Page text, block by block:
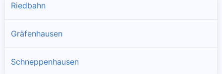
Riedbahn
Gräfenhausen
Schneppenhausen